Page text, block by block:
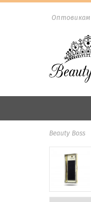
Оптовикам
Beauty Boss